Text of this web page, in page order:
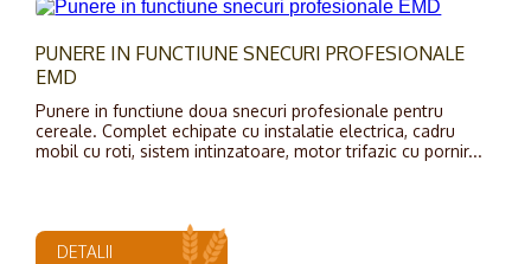
PUNERE IN FUNCTIUNE SNECURI PROFESIONALE
EMD
Punere in functiune doua snecuri profesionale pentru
cereale. Complet echipate cu instalatie electrica, cadru
mobil cu roti, sistem intinzatoare, motor trifazic cu pornir...
DETALII